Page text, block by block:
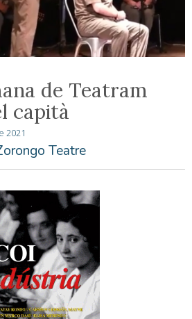
de Teatram
capità
2021
Teatre